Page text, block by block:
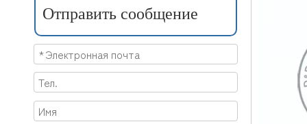
Отправить сообщение